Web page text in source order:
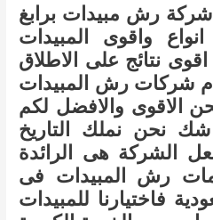
رش مبيدات برابغ
واقوى المبيدات
نتائج على الاطلاق
شركات رش المبيدات
الاقوى والافضل لكم
نحن نملك التاريخ
الشركة هى الرائدة
رش المبيدات فى
فاختيارنا للمبيدات